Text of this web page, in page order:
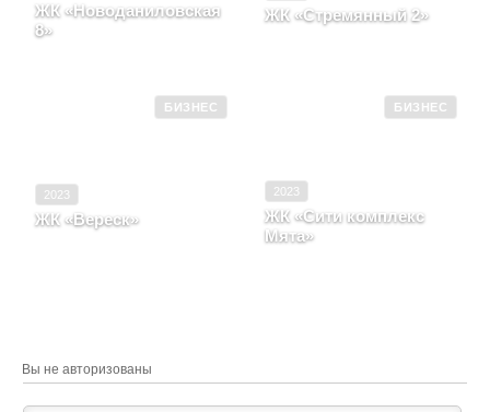
ЖК «Новоданиловская
8»
ЖК «Стремянный 2»
БИЗНЕС
2023
ЖК «Вереск»
БИЗНЕС
2023
ЖК «Сити комплекс
Мята»
Вы не авторизованы